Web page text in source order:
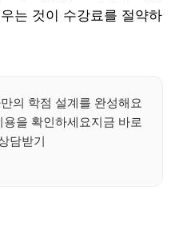
는 것이 수강료를 절약하
의 학점 설계를 완성해요
을 확인하세요지금 바로
담받기